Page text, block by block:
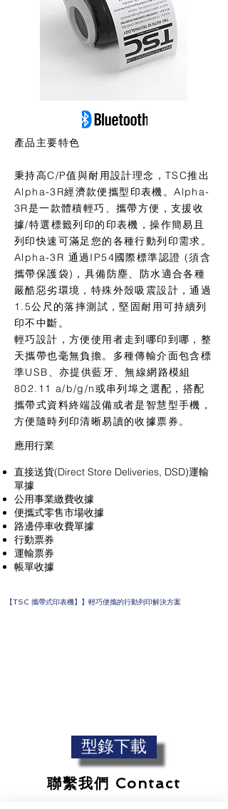
產品主要特色
秉持高C/P值與耐用設計理念，TSC推出
Alpha-3R經濟款便攜型印表機。Alpha-
3R是一款體積輕巧、攜帶方便，支援收
據/特選標籤列印的印表機，操作簡易且
列印快速可滿足您的各種行動列印需求。
Alpha-3R 通過IP54國際標準認證 (須含
攜帶保護袋)，具備防塵、防水適合各種
嚴酷惡劣環境，特殊外殼吸震設計，通過
1.5公尺的落摔測試，堅固耐用可持續列
印不中斷。
輕巧設計，方便使用者走到哪印到哪，整
天攜帶也毫無負擔。多種傳輸介面包含標
準USB、亦提供藍牙、無線網路模組
802.11 a/b/g/n或串列埠之選配，搭配
攜帶式資料終端設備或者是智慧型手機，
方便隨時列印清晰易讀的收據票券。
​​應用行業
直接送貨(Direct Store Deliveries, DSD)運輸
單據
公用事業繳費收據
便攜式零售市場收據
路邊停車收費單據
行動票券
運輸票券
帳單收據
【TSC 攜帶式印表機】】輕巧便攜的行動列印解決方案
型錄下載
聯繫我們 Contact